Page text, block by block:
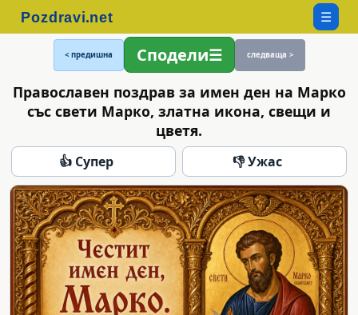
☰
< предишна Сподели следваща >
Православен поздрав за имен ден на Марко
със свети Марко, златна икона, свещи и
цветя.
👍 Супер 👎 Ужас